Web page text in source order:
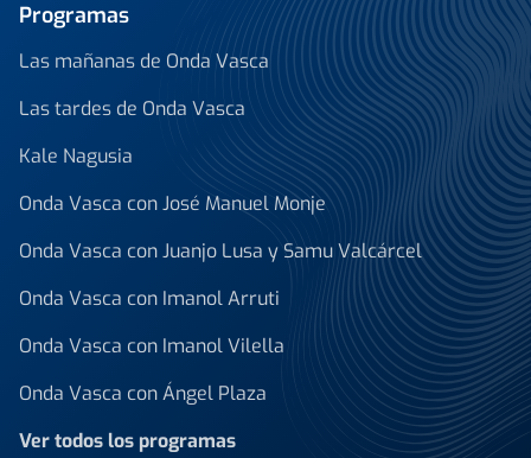
Programas
Las mañanas de Onda Vasca
Las tardes de Onda Vasca
Kale Nagusia
Onda Vasca con José Manuel Monje
Onda Vasca con Juanjo Lusa y Samu Valcárcel
Onda Vasca con Imanol Arruti
Onda Vasca con Imanol Vilella
Onda Vasca con Ángel Plaza
Ver todos los programas